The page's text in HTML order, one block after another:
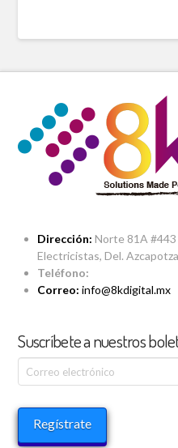
Dirección: Norte 81A #443
Electricistas, Del.
Teléfono:
Correo: info@8kdigital.mx
Suscríbete a nuestros
Correo
electrónico
Regístrate